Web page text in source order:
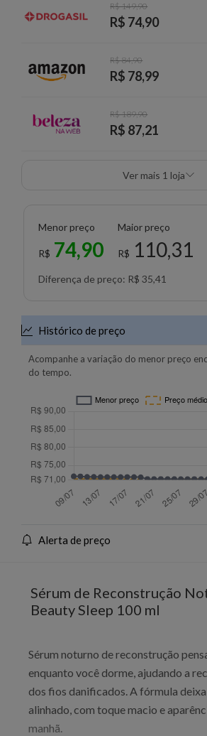
R$ 149,90
R$ 74,90
R$ 84,90
R$ 78,99
R$ 189,90
R$ 87,21
Ver mais 1 loja
Menor preço
R$ 74,90
Maior preço
R$ 110,31
Diferença de preço: R$ 35,41
Histórico de preço
Acompanhe a variação do menor preço
do tempo.
Alerta de preço
Sérum de Reconstrução
Beauty Sleep 100 ml
Sérum noturno de reconstrução
enquanto você dorme, ajudando a
dos fios danificados. A fórmula
alinhado, com toque macio e
manhã.